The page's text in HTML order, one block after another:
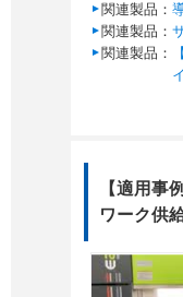
関連製品：
関連製品：
関連製品：
【適用事
ワーク供